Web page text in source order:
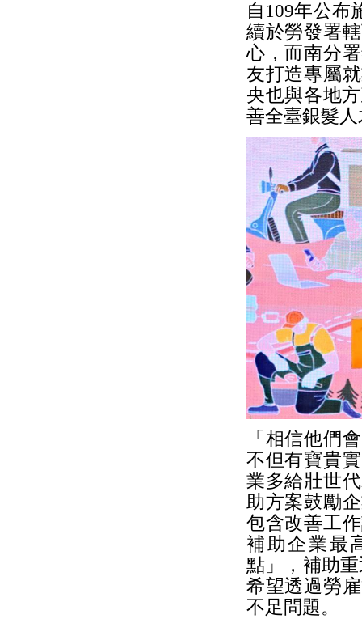
自109年公布
續於勞發署
心，而南分
友打造專屬
央也與各地
善全臺銀髮
「相信他們
不但有寶貴
業多給壯世
助方案鼓勵
包含改善工
補助企業最
點」，補助
希望透過勞
不足問題。